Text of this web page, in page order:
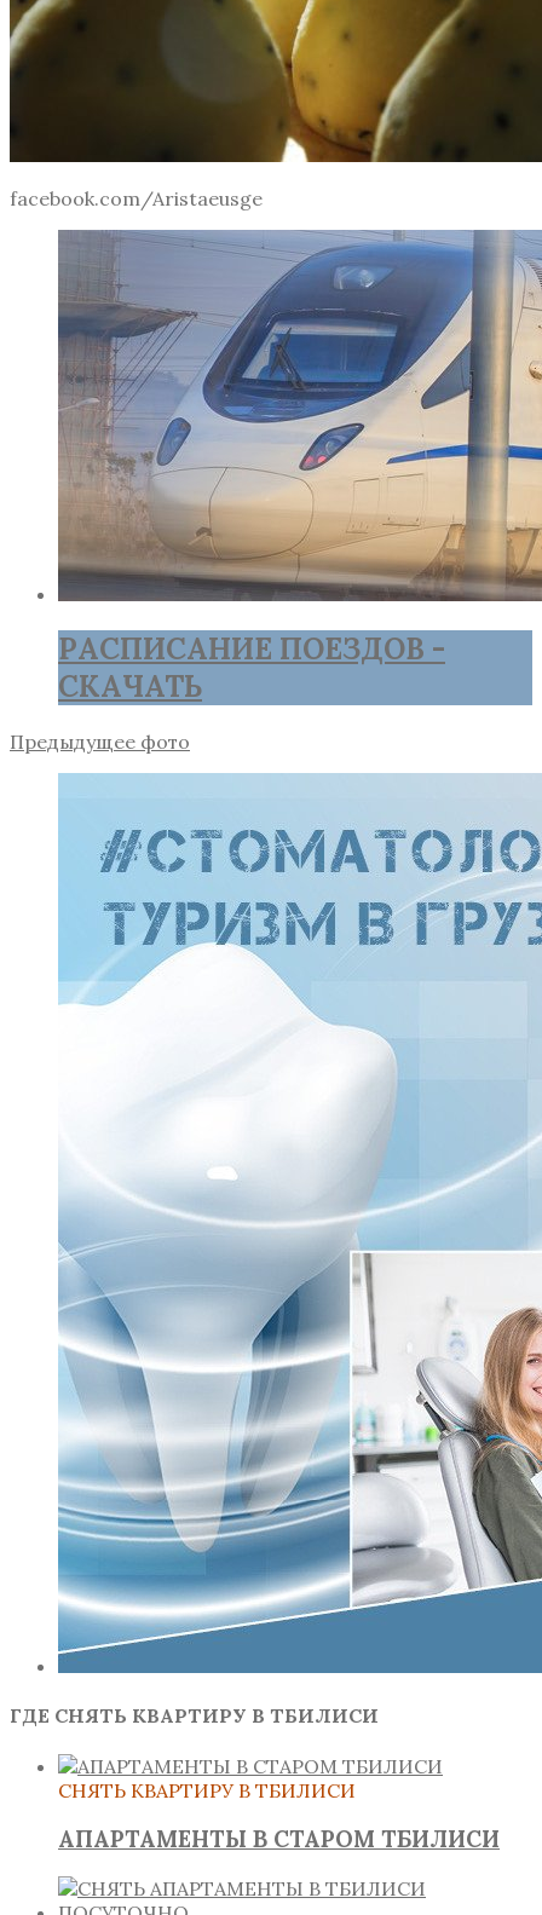
facebook.com/Aristaeusge
РАСПИСАНИЕ ПОЕЗДОВ -
СКАЧАТЬ
Предыдущее фото
ГДЕ СНЯТЬ КВАРТИРУ В ТБИЛИСИ
СНЯТЬ КВАРТИРУ В ТБИЛИСИ
АПАРТАМЕНТЫ В СТАРОМ ТБИЛИСИ